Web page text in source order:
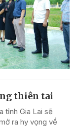
thiên tai
tỉnh Gia Lai sẽ
ra hy vọng về